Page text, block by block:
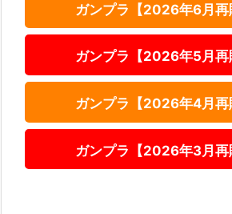
ガンプラ【2026年6月再
ガンプラ【2026年5月再
ガンプラ【2026年4月再
ガンプラ【2026年3月再